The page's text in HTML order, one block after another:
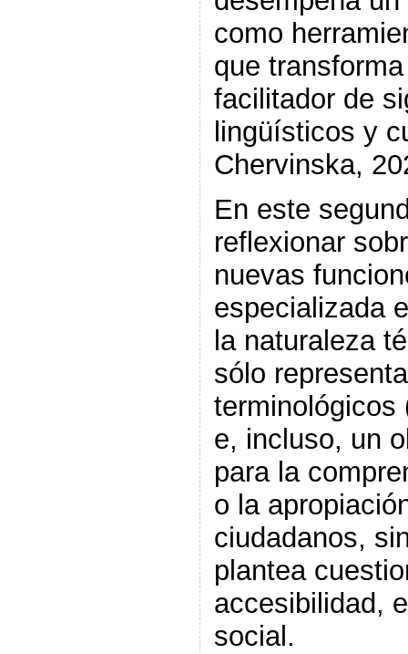
como
que
facilitador de
lingüísticos y
Chervinska,
En este
reflexionar
nuevas
especializada
la naturaleza
sólo
terminológicos
e, incluso, un
para la
o la
ciudadanos,
plantea
accesibilidad,
social.